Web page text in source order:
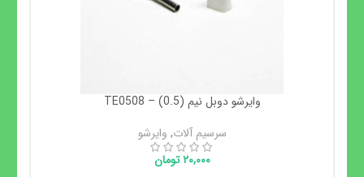
وایرشو دوبل نیم (0.5) – TE0508
سرسیم آلات, وایرشو
۲۰,۰۰۰ تومان